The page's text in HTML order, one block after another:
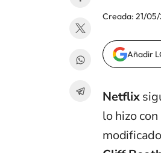
Creada: 21/
Añadir
Netflix
lo hizo